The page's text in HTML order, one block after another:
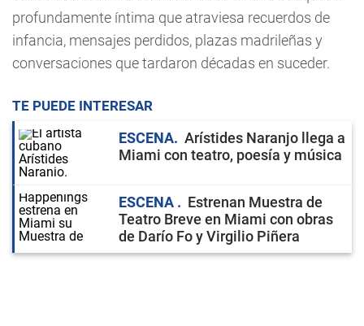
profundamente íntima que atraviesa recuerdos de
infancia, mensajes perdidos, plazas madrileñas y
conversaciones que tardaron décadas en suceder.
TE PUEDE INTERESAR
ESCENA
Arístides Naranjo llega a
Miami con teatro, poesía y música
ESCENA
Estrenan Muestra de
Teatro Breve en Miami con obras
de Darío Fo y Virgilio Piñera